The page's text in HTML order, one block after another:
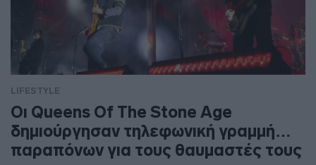
LIFESTYLE
Οι Queens Of The Stone Age
δημιούργησαν τηλεφωνική γραμμή…
παραπόνων για τους θαυμαστές τους